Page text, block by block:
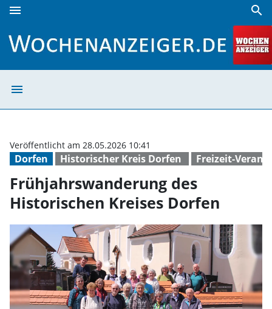
menu search
menu
Dorfen Historischer Kreis Dorfen Freizeit-
Veröffentlicht am 28.05.2026 10:41
Frühjahrswanderung des
Historischen Kreises Dorfen